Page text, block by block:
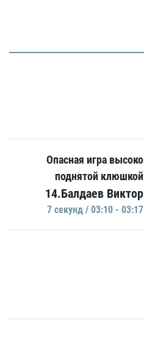
Опасная игра высоко
поднятой клюшкой
14.Балдаев Виктор
7 секунд / 03:10 - 03:17